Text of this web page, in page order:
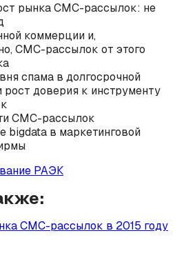
рынка СМС-рассылок: не
коммерции и,
СМС-рассылок от этого
спама в долгосрочной
рост доверия к инструменту
СМС-рассылок
bigdata в маркетинговой
РАЭК
СМС-рассылок в 2015 году